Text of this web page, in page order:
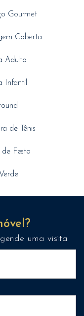
Gourmet
Coberta
Adulto
Infantil
de Tênis
de Festa
uma visita